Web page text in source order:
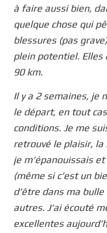
à faire aussi bien,
quelque chose qui
blessures (pas
plein potentiel. Elles
90 km.
Il y a 2 semaines, je
le départ, en tout
conditions. Je me
retrouvé le plaisir, la
je m’épanouissais
(même si c’est un
d’être dans ma
autres. J’ai écouté
excellentes